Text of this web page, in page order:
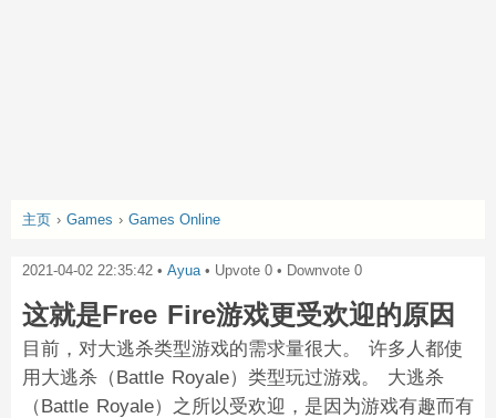
主页 › Games › Games Online
2021-04-02 22:35:42 • Ayua• Upvote 0 • Downvote 0
这就是Free Fire游戏更受欢迎的原因
目前，对大逃杀类型游戏的需求量很大。 许多人都使
用大逃杀（Battle Royale）类型玩过游戏。 大逃杀
（Battle Royale）之所以受欢迎，是因为游戏有趣而有